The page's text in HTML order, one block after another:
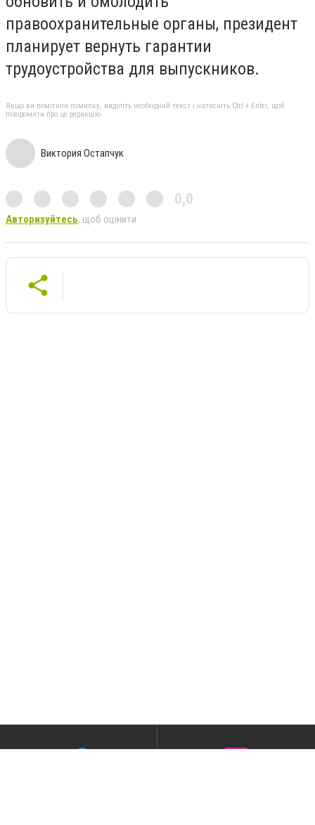
правоохранительные органы, президент
планирует вернуть гарантии
трудоустройства для выпускников.
Якщо ви помітили помилку, виділіть необхідний текст і натисніть Ctrl + Enter, щоб
повідомити про це редакцію
Виктория Остапчук
0,0
Авторизуйтесь, щоб оцінити